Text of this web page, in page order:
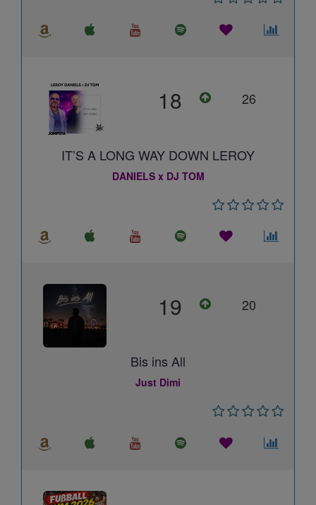
18 26
IT’S A LONG WAY DOWN LEROY
DANIELS x DJ TOM
19 20
Bis ins All
Just Dimi